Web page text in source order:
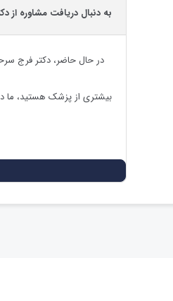
به دنبال دریافت مشاوره از
در حال حاضر،دکتر فرج
بیشتری از پزشک هستید، ما